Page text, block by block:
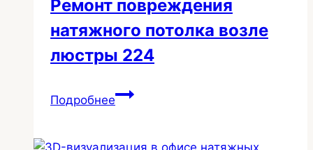
Ремонт повреждения
натяжного потолка возле
люстры 224
ПодробнееРемонт